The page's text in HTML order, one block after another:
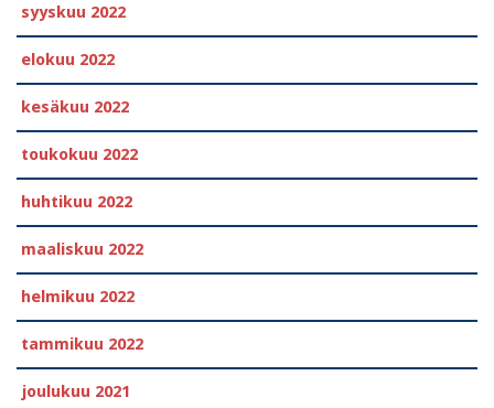
syyskuu 2022
elokuu 2022
kesäkuu 2022
toukokuu 2022
huhtikuu 2022
maaliskuu 2022
helmikuu 2022
tammikuu 2022
joulukuu 2021